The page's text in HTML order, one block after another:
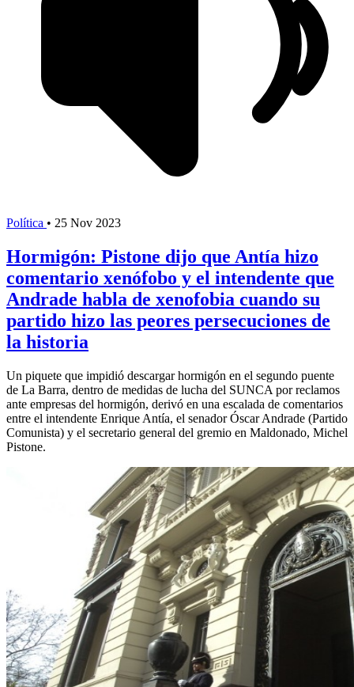
Política • 25 Nov 2023
Hormigón: Pistone dijo que Antía hizo
comentario xenófobo y el intendente que
Andrade habla de xenofobia cuando su
partido hizo las peores persecuciones de
la historia
Un piquete que impidió descargar hormigón en el segundo puente
de La Barra, dentro de medidas de lucha del SUNCA por reclamos
ante empresas del hormigón, derivó en una escalada de comentarios
entre el intendente Enrique Antía, el senador Óscar Andrade (Partido
Comunista) y el secretario general del gremio en Maldonado, Michel
Pistone.